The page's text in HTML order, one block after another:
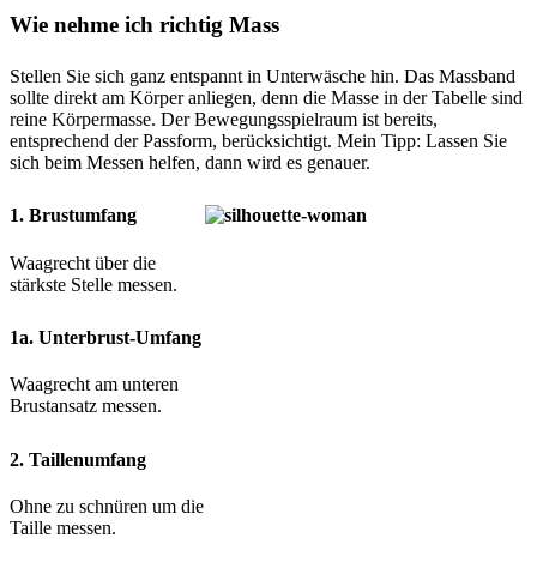
Wie nehme ich richtig Mass
Stellen Sie sich ganz entspannt in Unterwäsche hin. Das Massband
sollte direkt am Körper anliegen, denn die Masse in der Tabelle sind
reine Körpermasse. Der Bewegungsspielraum ist bereits,
entsprechend der Passform, berücksichtigt. Mein Tipp: Lassen Sie
sich beim Messen helfen, dann wird es genauer.
1. Brustumfang
Waagrecht über die
stärkste Stelle messen.
1a. Unterbrust-Umfang
Waagrecht am unteren
Brustansatz messen.
2. Taillenumfang
Ohne zu schnüren um die
Taille messen.